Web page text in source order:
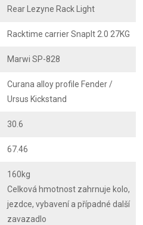
Rear Lezyne Rack Light
Racktime carrier SnapIt 2.0 27KG
Marwi SP-828
Curana alloy profile Fender /
Ursus Kickstand
30.6
67.46
160kg
Celková hmotnost zahrnuje kolo,
jezdce, vybavení a případné další
zavazadlo